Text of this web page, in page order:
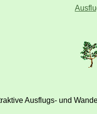
Ausflugs- und